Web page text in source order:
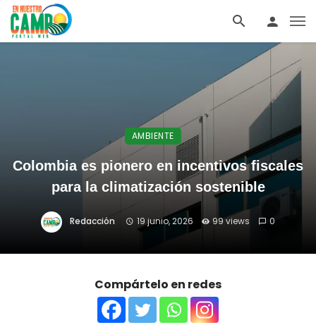
AMBIENTE
Colombia es pionero en incentivos fiscales
para la climatización sostenible
Redacción 19 junio, 2026 99 views 0
Compártelo en redes